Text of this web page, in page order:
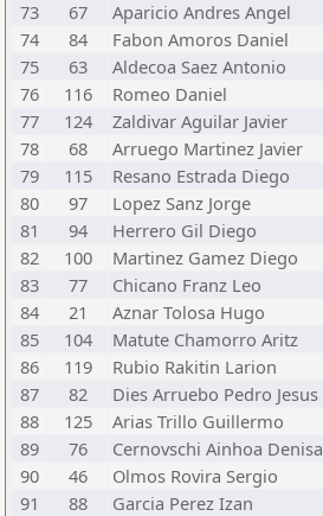
73 67 Aparicio Andres Angel
74
84 Fabon Amoros Daniel
75
63 Aldecoa Saez Antonio
76
116 Romeo Daniel
77
124 Zaldivar Aguilar Javier
78
68 Arruego Martinez Javier
79
115 Resano Estrada Diego
80
97 Lopez Sanz Jorge
81
94 Herrero Gil Diego
82
100 Martinez Gamez Diego
83
77 Chicano Franz Leo
84
21 Aznar Tolosa Hugo
85
104 Matute Chamorro Aritz
86
119 Rubio Rakitin Larion
87
82 Dies Arruebo Pedro Jesus
88
125 Arias Trillo Guillermo
89
76 Cernovschi Ainhoa Denisa
90
46 Olmos Rovira Sergio
91
88 Garcia Perez Izan